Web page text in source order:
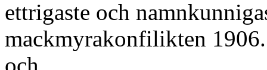
ettrigaste och
mackmyrakonfilikten